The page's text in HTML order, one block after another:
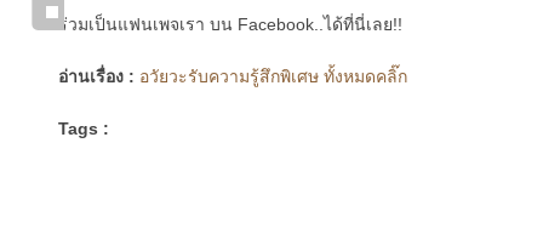
ร่วมเป็นแฟนเพจเรา บน Facebook..ได้ที่นี่เลย!!
อ่านเรื่อง : อวัยวะรับความรู้สึกพิเศษ ทั้งหมดคลิ๊ก
Tags :